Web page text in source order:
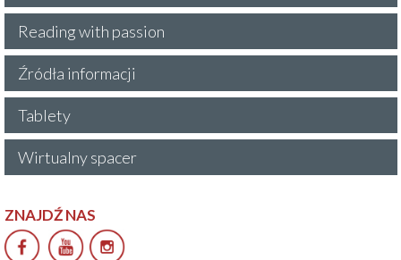
Reading with passion
Źródła informacji
Tablety
Wirtualny spacer
ZNAJDŹ NAS